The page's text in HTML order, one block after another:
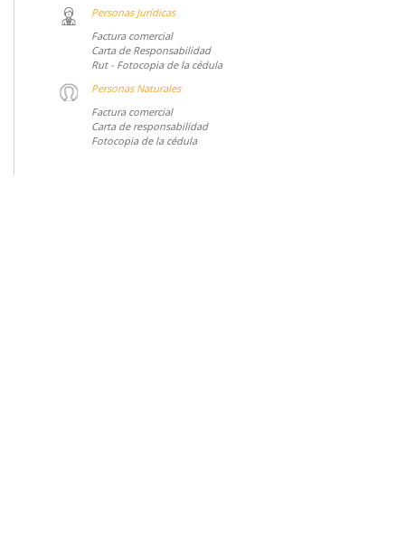
Personas Jurídicas
Factura comercial
Carta de Responsabilidad
Rut - Fotocopia de la cédula
Personas Naturales
Factura comercial
Carta de responsabilidad
Fotocopia de la cédula